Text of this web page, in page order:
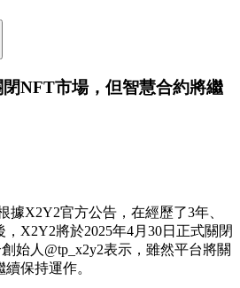
NFT市場，但智慧合約將繼
據X2Y2官方公告，在經歷了3年、
X2Y2將於2025年4月30日正式關閉
始人@tp_x2y2表示，雖然平台將關
保持運作。